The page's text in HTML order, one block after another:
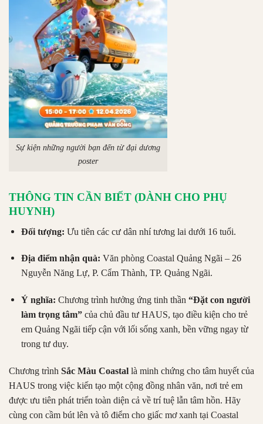
Sự kiện những người bạn đến từ đại dương
poster
THÔNG TIN CẦN BIẾT (DÀNH CHO PHỤ
HUYNH)
Đối tượng: Ưu tiên các cư dân nhí tương lai dưới 16 tuổi.
Địa điểm nhận quà: Văn phòng Coastal Quảng Ngãi – 26
Nguyễn Năng Lự, P. Cẩm Thành, TP. Quảng Ngãi.
Ý nghĩa: Chương trình hưởng ứng tinh thần “Đặt con người
làm trọng tâm”của chủ đầu tư HAUS, tạo điều kiện cho trẻ
em Quảng Ngãi tiếp cận với lối sống xanh, bền vững ngay từ
trong tư duy.
Chương trình Sắc Màu Coastal là minh chứng cho tâm huyết của
HAUS trong việc kiến tạo một cộng đồng nhân văn, nơi trẻ em
được ưu tiên phát triển toàn diện cả về trí tuệ lẫn tâm hồn. Hãy
cùng con cầm bút lên và tô điểm cho giấc mơ xanh tại Coastal